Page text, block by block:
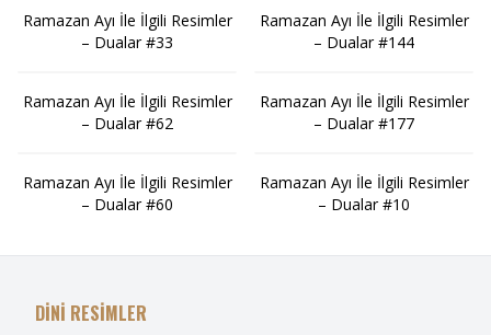
Ramazan Ayı İle İlgili Resimler
– Dualar #33
Ramazan Ayı İle İlgili Resimler
– Dualar #62
Ramazan Ayı İle İlgili Resimler
– Dualar #60
Ramazan Ayı İle İlgili Resimler
– Dualar #144
Ramazan Ayı İle İlgili Resimler
– Dualar #177
Ramazan Ayı İle İlgili Resimler
– Dualar #10
DİNİ RESİMLER